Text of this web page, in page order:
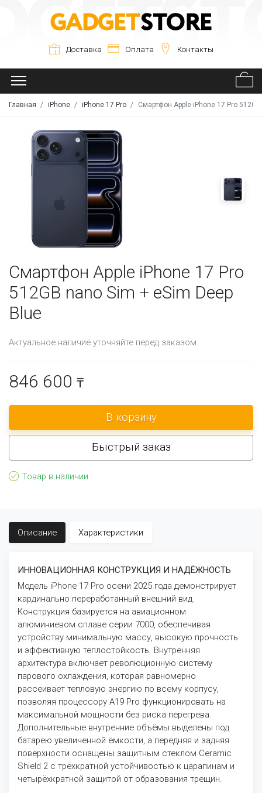
Доставка Оплата Контакты
Главная iPhone iPhone 17 Pro Смартфон Apple iPhone 17 Pro
Смартфон Apple iPhone 17 Pro
512GB nano Sim + eSim Deep
Blue
Актуальное наличие уточняйте перед заказом.
846 600 ₸
Быстрый заказ
Товар в наличии
Описание Характеристики
ИННОВАЦИОННАЯ КОНСТРУКЦИЯ И НАДЁЖНОСТЬ
Модель iPhone 17 Pro осени 2025 года демонстрирует
кардинально переработанный внешний вид.
Конструкция базируется на авиационном
алюминиевом сплаве серии 7000, обеспечивая
устройству минимальную массу, высокую прочность
и эффективную теплостойкость. Внутренняя
архитектура включает революционную систему
парового охлаждения, которая равномерно
рассеивает тепловую энергию по всему корпусу,
позволяя процессору A19 Pro функционировать на
максимальной мощности без риска перегрева.
Дополнительные внутренние объёмы выделены под
батарею увеличенной ёмкости, а передняя и задняя
поверхности оснащены защитным стеклом Ceramic
Shield 2 с трёхкратной устойчивостью к царапинам и
четырёхкратной защитой от образования трещин.